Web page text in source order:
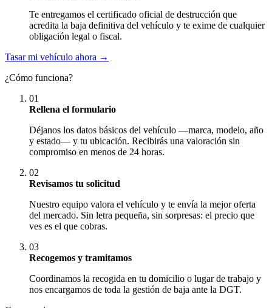
Te entregamos el certificado oficial de destrucción que
acredita la baja definitiva del vehículo y te exime de cualquier
obligación legal o fiscal.
Tasar mi vehículo ahora →
¿Cómo funciona?
01
Rellena el formulario
Déjanos los datos básicos del vehículo —marca, modelo, año
y estado— y tu ubicación. Recibirás una valoración sin
compromiso en menos de 24 horas.
02
Revisamos tu solicitud
Nuestro equipo valora el vehículo y te envía la mejor oferta
del mercado. Sin letra pequeña, sin sorpresas: el precio que
ves es el que cobras.
03
Recogemos y tramitamos
Coordinamos la recogida en tu domicilio o lugar de trabajo y
nos encargamos de toda la gestión de baja ante la DGT.